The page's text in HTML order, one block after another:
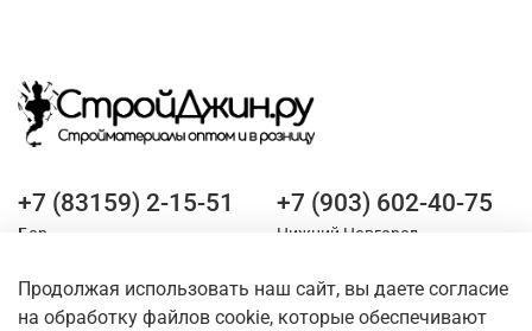
+7 (83159) 2-15-51
Бор
+7 (903) 602-40-75
Нижний Новгород
Оставайтесь на связи
Продолжая использовать наш сайт, вы даете согласие
на обработку файлов cookie, которые обеспечивают